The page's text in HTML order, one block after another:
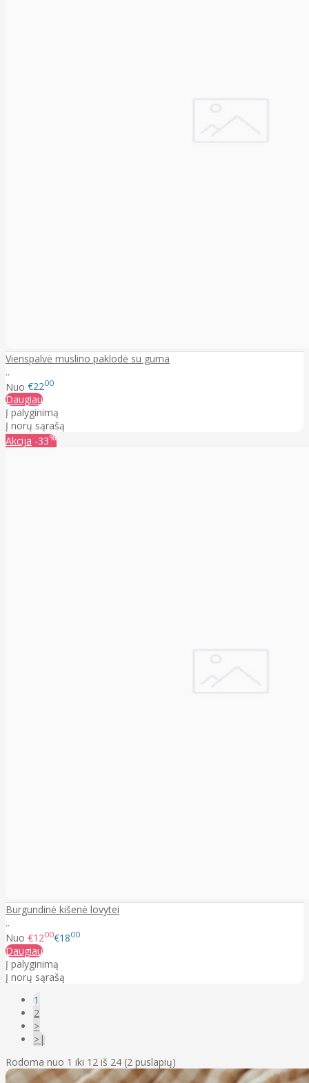
Vienspalvė muslino paklodė su guma
..
Nuo €2200
Daugiau
Į palyginimą
Į norų sąrašą
Akcija -33%
Burgundinė kišenė lovytei
..
Nuo €1200€1800
Daugiau
Į palyginimą
Į norų sąrašą
1
2
>
>|
Rodoma nuo 1 iki 12 iš 24 (2 puslapių)